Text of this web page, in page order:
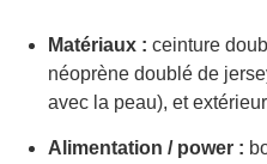
Matériaux : ceinture
néoprène doublé de
avec la peau), et
Alimentation / power :